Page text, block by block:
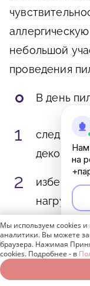
небольшой
проведения
В день
следует
избегать
нагрузок
Этапы
на
Мы используем cookies
аналитики. Вы можете
браузера. Нажимая
cookies. Подробнее - в